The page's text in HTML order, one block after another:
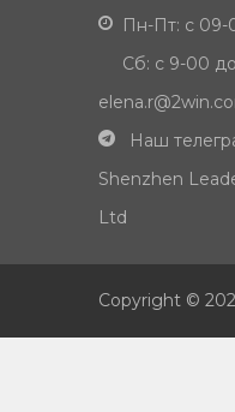
Пн-Пт: с 09-
Сб: с 9-00
Наш
Shenzhen
Ltd
Copyright ©